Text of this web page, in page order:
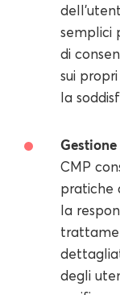
semplici
di
sui
la
CMP
pratiche
la
degli